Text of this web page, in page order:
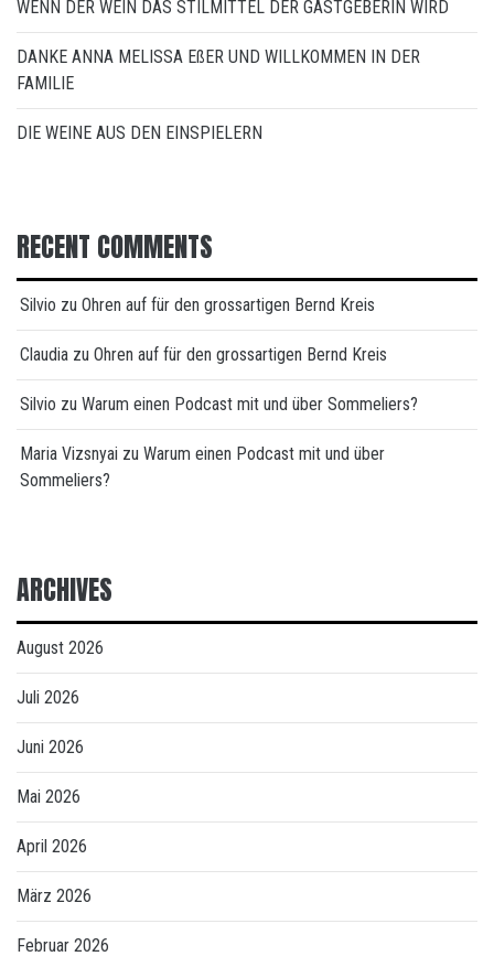
WENN DER WEIN DAS STILMITTEL DER GASTGEBERIN WIRD
DANKE ANNA MELISSA EßER UND WILLKOMMEN IN DER
FAMILIE
DIE WEINE AUS DEN EINSPIELERN
RECENT COMMENTS
Silvio zu Ohren auf für den grossartigen Bernd Kreis
Claudia zu Ohren auf für den grossartigen Bernd Kreis
Silvio zu Warum einen Podcast mit und über Sommeliers?
Maria Vizsnyai zu Warum einen Podcast mit und über
Sommeliers?
ARCHIVES
August 2026
Juli 2026
Juni 2026
Mai 2026
April 2026
März 2026
Februar 2026